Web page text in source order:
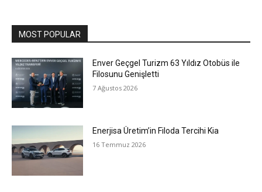
MOST POPULAR
Enver Geçgel Turizm 63 Yıldız Otobüs ile
Filosunu Genişletti
7 Ağustos 2026
Enerjisa Üretim’in Filoda Tercihi Kia
16 Temmuz 2026